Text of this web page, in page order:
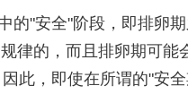
"安全"阶段，即排卵期
律的，而且排卵期可能
此，即使在所谓的"安